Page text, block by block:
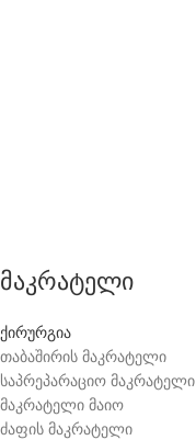
მაკრატელი
ქირურგია
თაბაშირის მაკრატელი
საპრეპარაციო მაკრატელი
მაკრატელი მაიო
ძაფის მაკრატელი